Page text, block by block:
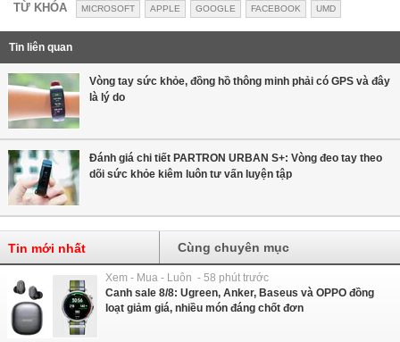
TỪ KHÓA MICROSOFT APPLE GOOGLE FACEBOOK UMD
Tin liên quan
Vòng tay sức khỏe, đồng hồ thông minh phải có GPS và đây
là lý do
Đánh giá chi tiết PARTRON URBAN S+: Vòng đeo tay theo
dõi sức khỏe kiêm luôn tư vấn luyện tập
Tin mới nhất Cùng chuyên mục
Xem - Mua - Luôn - 58 phút trước
Canh sale 8/8: Ugreen, Anker, Baseus và OPPO đồng
loạt giảm giá, nhiều món đáng chốt đơn